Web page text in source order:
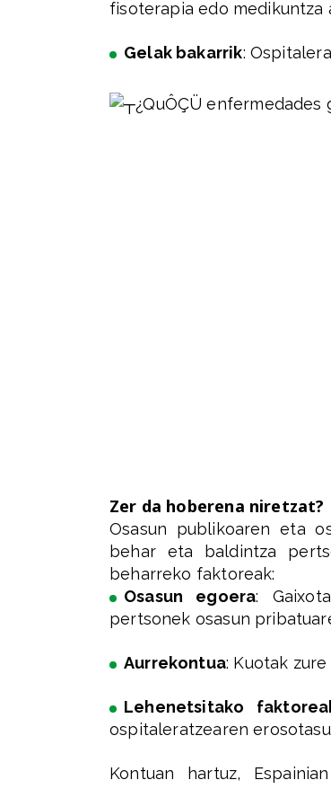
fisoterapia edo medikuntza
Gelak bakarrik:
Zer da hoberena niretzat?
Osasun publikoaren eta
behar eta baldintza
beharreko faktoreak:
Osasun egoera:
pertsonek osasun
Aurrekontua: Kuotak
Lehenetsitako
ospitaleratzearen
Kontuan hartuz,